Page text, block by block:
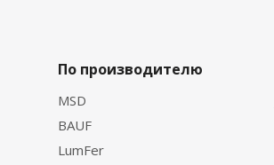
По производителю
MSD
BAUF
LumFer